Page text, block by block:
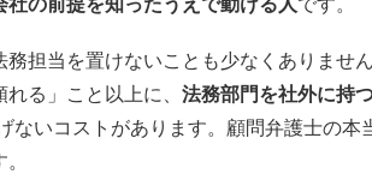
の前提を知ったうえで動ける人です。
務担当を置けないことも少なくありませ
る」こと以上に、 法務部門を社外に持
ないコストがあります。顧問弁護士の